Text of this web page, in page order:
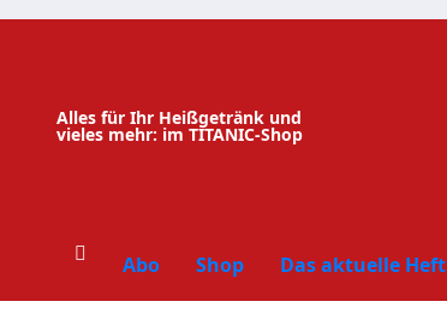
Zum
Alles für Ihr Heißgetränk und
vieles mehr: im TITANIC-Shop
Abo Shop Das aktuelle Heft